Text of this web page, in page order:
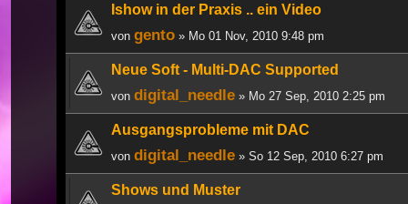
Ishow in der Praxis .. ein Video
von gento » Mo 01 Nov, 2010 9:48 pm
Neue Soft - Multi-DAC Supported
von digital_needle » Mo 27 Sep, 2010 2:25 pm
Ausgangsprobleme mit DAC
von digital_needle » So 12 Sep, 2010 6:27 pm
Shows und Muster